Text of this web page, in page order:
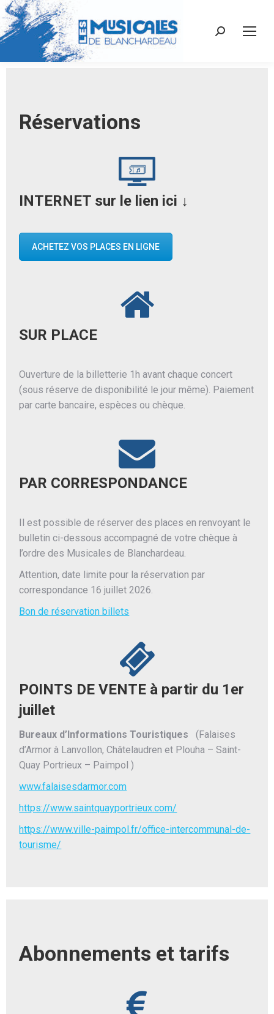
Recherche
Réservations
INTERNET sur le lien ici ↓
ACHETEZ VOS PLACES EN LIGNE
SUR PLACE
Ouverture de la billetterie 1h avant chaque concert
(sous réserve de disponibilité le jour même). Paiement
par carte bancaire, espèces ou chèque.
PAR CORRESPONDANCE
Il est possible de réserver des places en renvoyant le
bulletin ci-dessous accompagné de votre chèque à
l’ordre des Musicales de Blanchardeau.
Attention, date limite pour la réservation par
correspondance 16 juillet 2026.
Bon de réservation billets
POINTS DE VENTE à partir du 1er
juillet
Bureaux d’Informations Touristiques
(Falaises
d’Armor à Lanvollon, Châtelaudren et Plouha – Saint-
Quay Portrieux – Paimpol )
www.falaisesdarmor.com
https://www.saintquayportrieux.com/
https://www.ville-paimpol.fr/office-intercommunal-de-
tourisme/
Abonnements et tarifs